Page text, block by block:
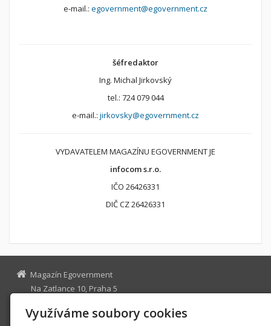
e-mail.: egovernment@egovernment.cz
šéfredaktor
Ing. Michal Jirkovský
tel.: 724 079 044
e-mail.: jirkovsky@egovernment.cz
VYDAVATELEM MAGAZÍNU EGOVERNMENT JE
infocom s.r.o.
IČO 26426331
DIČ CZ 26426331
Magazín Egovernment
Na Zatlance 10, Praha 5
egovernment@egovernment.cz
Využíváme soubory cookies